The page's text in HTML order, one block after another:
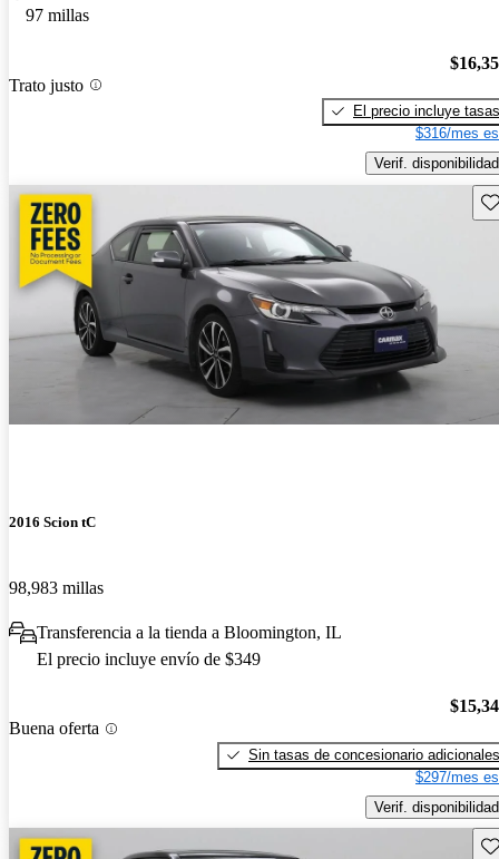
97 millas
Trato justo
El precio incluye tasas
$316/mes
Verif. disponibilidad
2016 Scion tC
98,983 millas
Transferencia a la tienda a Bloomington, IL
El precio incluye envío de $349
Buena oferta
Sin tasas de concesionario adicionales
$297/mes
Verif. disponibilidad